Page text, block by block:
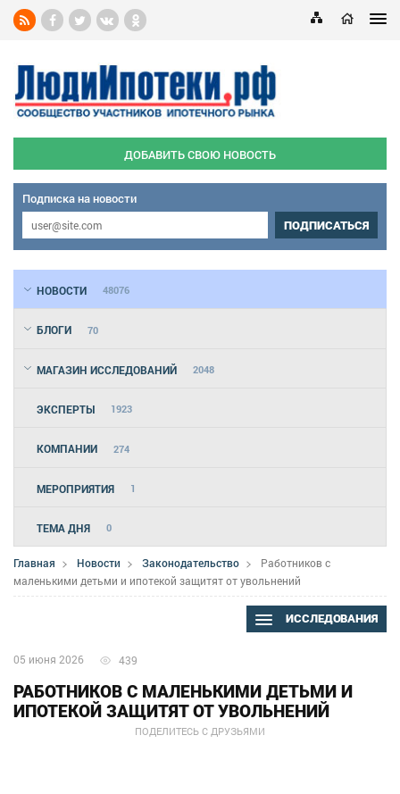
ДОБАВИТЬ СВОЮ НОВОСТЬ
Подписка на новости
ПОДПИСАТЬСЯ
НОВОСТИ 48076
БЛОГИ 70
МАГАЗИН ИССЛЕДОВАНИЙ 2048
ЭКСПЕРТЫ 1923
КОМПАНИИ 274
МЕРОПРИЯТИЯ 1
ТЕМА ДНЯ 0
Главная Новости Законодательство
Работников с
маленькими детьми и ипотекой защитят от увольнений
ИССЛЕДОВАНИЯ
05 июня 2026 439
ПОДЕЛИТЕСЬ С ДРУЗЬЯМИ
РАБОТНИКОВ С МАЛЕНЬКИМИ ДЕТЬМИ И
ИПОТЕКОЙ ЗАЩИТЯТ ОТ УВОЛЬНЕНИЙ